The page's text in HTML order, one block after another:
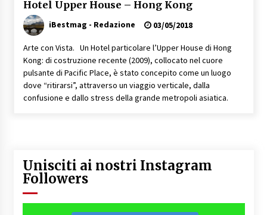
Hotel Upper House – Hong Kong
iBestmag - Redazione 03/05/2018
Arte con Vista. Un Hotel particolare l’Upper House di Hong
Kong: di costruzione recente (2009), collocato nel cuore
pulsante di Pacific Place, è stato concepito come un luogo
dove “ritirarsi”, attraverso un viaggio verticale, dalla
confusione e dallo stress della grande metropoli asiatica.
Unisciti ai nostri Instagram
Followers